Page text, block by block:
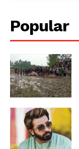
Popular